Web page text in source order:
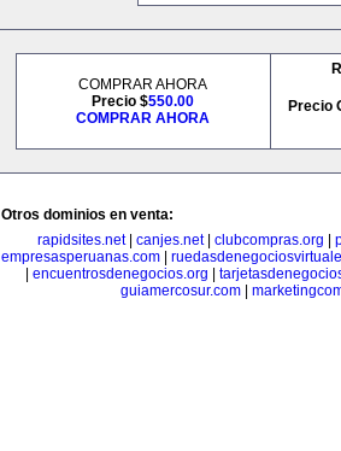
COMPRAR AHORA
Precio $550.00
COMPRAR AHORA
Precio
Otros dominios en venta:
rapidsites.net| canjes.net| clubcompras.org
empresasperuanas.com
encuentrosdenegocios.org
guiamercosur.com